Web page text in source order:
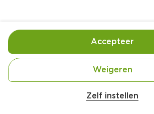
Handige informatie over dit
Aan mensen onder 18 jaar
Zelf instellen
Weigeren
Accepteer